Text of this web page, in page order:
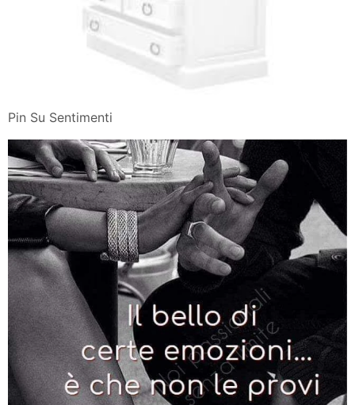
Pin Su Sentimenti